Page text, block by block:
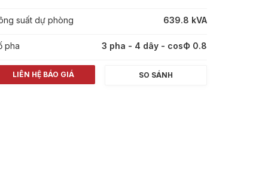
suất dự phòng 639.8 kVA
pha 3 pha - 4 dây - cosФ 0.8
LIÊN HỆ BÁO GIÁ SO SÁNH